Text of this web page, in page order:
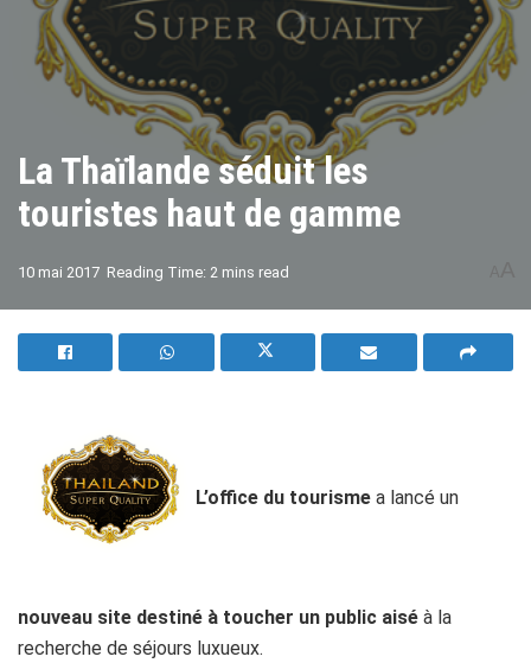
La Thaïlande séduit les
touristes haut de gamme
10 mai 2017 Reading Time: 2 mins read
L’office du tourisme a lancé un
nouveau site destiné à toucher un public aisé à la
recherche de séjours luxueux.